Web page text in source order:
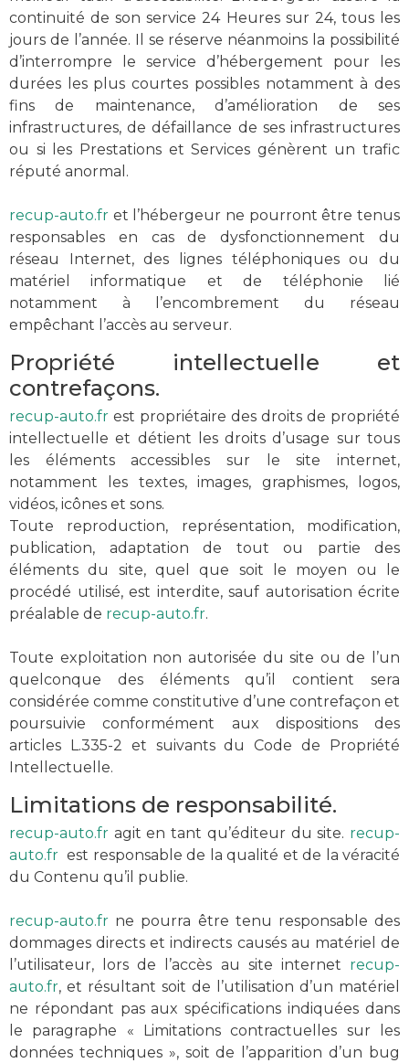
continuité de son service 24 Heures sur 24, tous les
jours de l’année. Il se réserve néanmoins la possibilité
d’interrompre le service d’hébergement pour les
durées les plus courtes possibles notamment à des
fins de maintenance, d’amélioration de ses
infrastructures, de défaillance de ses infrastructures
ou si les Prestations et Services génèrent un trafic
réputé anormal.
recup-auto.fr et l’hébergeur ne pourront être tenus
responsables en cas de dysfonctionnement du
réseau Internet, des lignes téléphoniques ou du
matériel informatique et de téléphonie lié
notamment à l’encombrement du réseau
empêchant l’accès au serveur.
Propriété intellectuelle et
contrefaçons.
recup-auto.fr est propriétaire des droits de propriété
intellectuelle et détient les droits d’usage sur tous
les éléments accessibles sur le site internet,
notamment les textes, images, graphismes, logos,
vidéos, icônes et sons.
Toute reproduction, représentation, modification,
publication, adaptation de tout ou partie des
éléments du site, quel que soit le moyen ou le
procédé utilisé, est interdite, sauf autorisation écrite
préalable de recup-auto.fr.
Toute exploitation non autorisée du site ou de l’un
quelconque des éléments qu’il contient sera
considérée comme constitutive d’une contrefaçon et
poursuivie conformément aux dispositions des
articles L.335-2 et suivants du Code de Propriété
Intellectuelle.
Limitations de responsabilité.
recup-auto.fr agit en tant qu’éditeur du site. recup-
auto.fr est responsable de la qualité et de la véracité
du Contenu qu’il publie.
recup-auto.fr ne pourra être tenu responsable des
dommages directs et indirects causés au matériel de
l’utilisateur, lors de l’accès au site internet recup-
auto.fr, et résultant soit de l’utilisation d’un matériel
ne répondant pas aux spécifications indiquées dans
le paragraphe « Limitations contractuelles sur les
données techniques », soit de l’apparition d’un bug